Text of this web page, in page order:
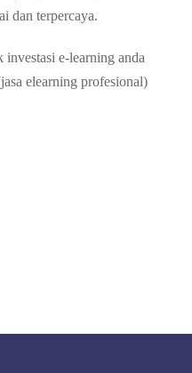
dan terpercaya.
e-learning anda
elearning profesional)